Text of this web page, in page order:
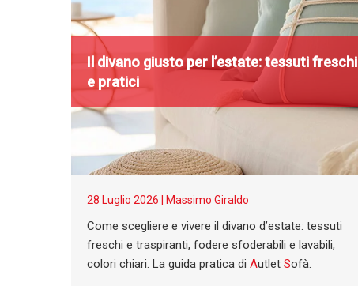
Il divano giusto per l’estate: tessuti freschi
e pratici
28 Luglio 2026 | Massimo Giraldo
Come scegliere e vivere il divano d’estate: tessuti
freschi e traspiranti, fodere sfoderabili e lavabili,
colori chiari. La guida pratica di Autlet Sofà.